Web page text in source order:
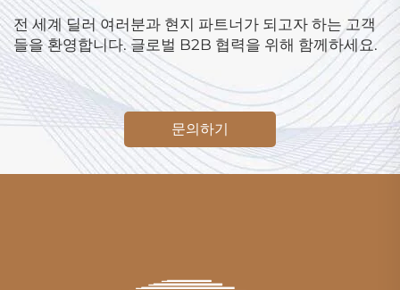
전 세계 딜러 여러분과 현지 파트너가 되고자 하는 고객
들을 환영합니다. 글로벌 B2B 협력을 위해 함께하세요.
문의하기